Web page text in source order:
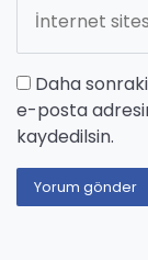
Daha
e-posta
kaydedilsin.